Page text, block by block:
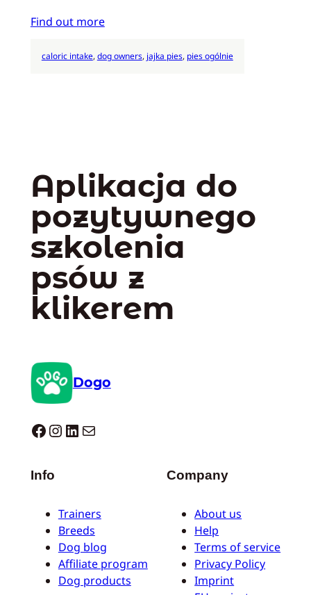
Find out more
caloric intake, dog owners, jajka pies, pies ogólnie
Aplikacja do
pozytywnego
szkolenia
psów z
klikerem
Dogo
Dogo facebook InstagramLinkedIn Mail
Info
Trainers
Breeds
Dog blog
Affiliate program
Dog products
Company
About us
Help
Terms of service
Privacy Policy
Imprint